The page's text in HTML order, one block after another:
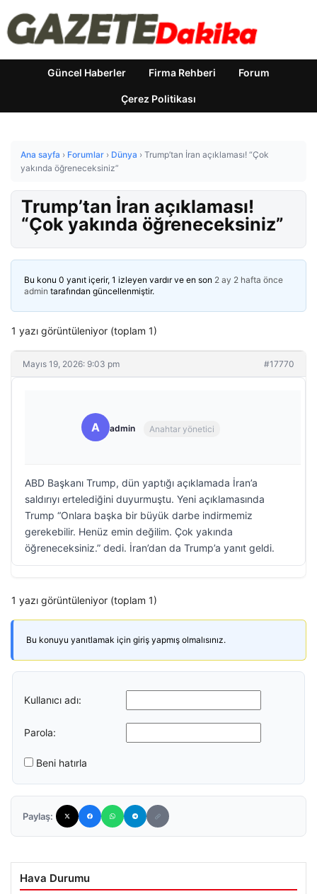
Güncel Haberler Firma Rehberi Forum
Çerez Politikası
Ana sayfa › Forumlar › Dünya › Trump’tan İran açıklaması! “Çok
yakında öğreneceksiniz”
Trump’tan İran açıklaması!
“Çok yakında öğreneceksiniz”
Bu konu 0 yanıt içerir, 1 izleyen vardır ve en son 2 ay 2 hafta önce
admin tarafından güncellenmiştir.
1 yazı görüntüleniyor (toplam 1)
Mayıs 19, 2026: 9:03 pm #17770
A admin Anahtar yönetici
ABD Başkanı Trump, dün yaptığı açıklamada İran’a
saldırıyı ertelediğini duyurmuştu. Yeni açıklamasında
Trump “Onlara başka bir büyük darbe indirmemiz
gerekebilir. Henüz emin değilim. Çok yakında
öğreneceksiniz.” dedi. İran’dan da Trump’a yanıt geldi.
1 yazı görüntüleniyor (toplam 1)
Bu konuyu yanıtlamak için giriş yapmış olmalısınız.
Kullanıcı adı:
Parola:
Beni hatırla
Paylaş:
Hava Durumu